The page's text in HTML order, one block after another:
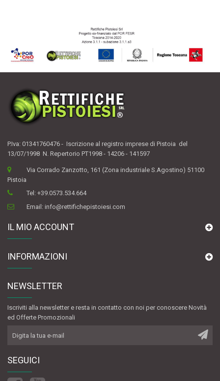
P.Iva: 01341760476 - Iscrizione al registro imprese di Pistoia del
13/07/1998 N. Repertorio PT1998 - 14206 - 141597
Via Corrado Zanzotto, 161 (Zona industriale S.Agostino) 51100
Pistoia
Tel:+39.0573.534.664
Email:info@rettifichepistoiesi.com
IL MIO ACCOUNT
INFORMAZIONI
NEWSLETTER
Iscriviti alla newsletter e resta in contatto con noi per conoscere Novità
ed Offerte Promozionali
SEGUICI